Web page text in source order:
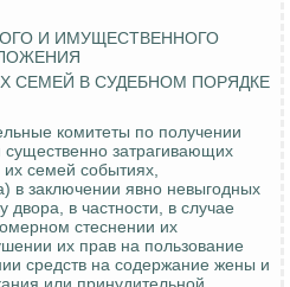
И ИМУЩЕСТВЕННОГО
СЕМЕЙ В СУДЕБНОМ ПОРЯДКЕ
комитеты по получении
затрагивающих
семей событиях,
в заключении явно невыгодных
в частности, в случае
стеснении их
их прав на пользование
средств на содержание жены и